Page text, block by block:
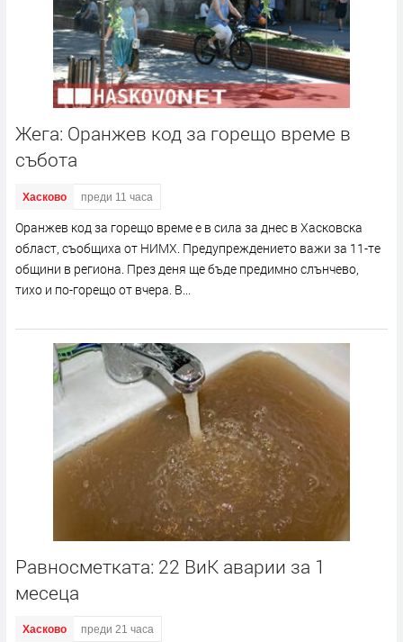
Жега: Оранжев код за горещо време в
събота
Хасково преди 11 часа
Оранжев код за горещо време е в сила за днес в Хасковска
област, съобщиха от НИМХ. Предупреждението важи за 11-те
общини в региона. През деня ще бъде предимно слънчево,
тихо и по-горещо от вчера. В...
Равносметката: 22 ВиК аварии за 1
месеца
Хасково преди 21 часа